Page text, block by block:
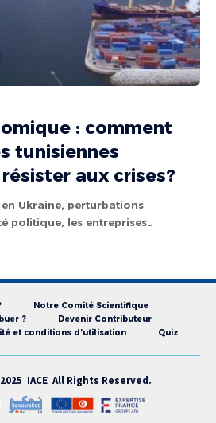
: comment
tunisiennes
aux crises?
Ukraine, perturbations
politique, les entreprises…
Notre Comité Scientifique
?
Devenir Contributeur
et conditions d’utilisation
Quiz
IACE All Rights Reserved.